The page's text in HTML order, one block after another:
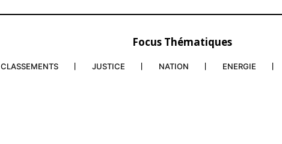
Focus Thématiques
CLASSEMENTS JUSTICE NATION ENERGIE